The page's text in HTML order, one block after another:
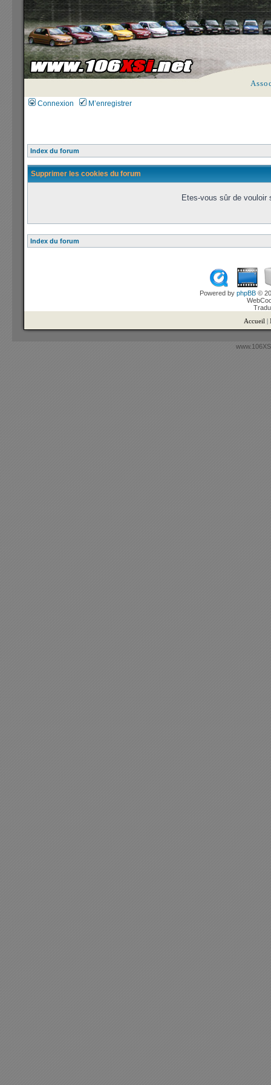
Connexion M’enregistrer
Index du forum
Supprimer les cookies du forum
Etes-vous sûr de vouloir
Index du forum
Powered by phpBB ©
Accueil |